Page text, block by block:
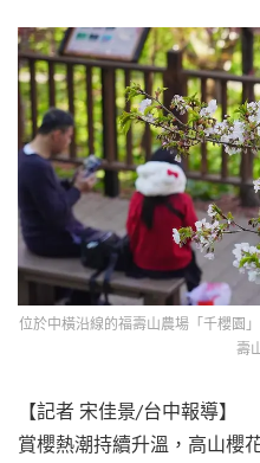
位於中橫沿線的福壽山農場「千櫻園
壽
【記者 宋佳景/台中報導】
賞櫻熱潮持續升溫，高山櫻